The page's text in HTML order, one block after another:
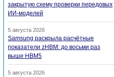
закрытую схему проверки передовых
ИИ-моделей
5 августа 2026
Samsung раскрыла расчётные
показатели zHBM: до восьми раз
выше HBM5
5 августа 2026